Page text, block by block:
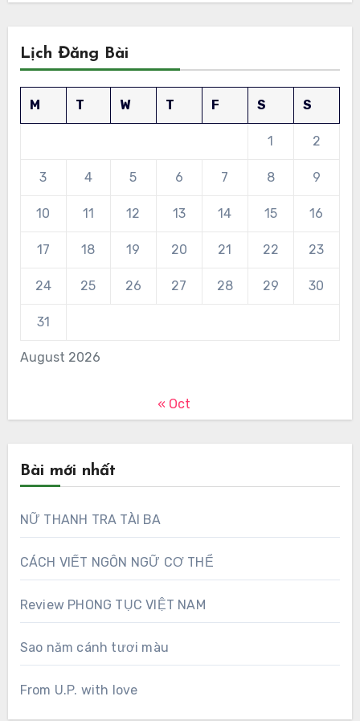
Lịch Đăng Bài
August 2026
M T W T F S S
1 2
3 4 5 6 7 8 9
10 11 12 13 14 15 16
17 18 19 20 21 22 23
24 25 26 27 28 29 30
31
« Oct
Bài mới nhất
NỮ THANH TRA TÀI BA
CÁCH VIẾT NGÔN NGỮ CƠ THỂ
Review PHONG TỤC VIỆT NAM
Sao năm cánh tươi màu
From U.P. with love